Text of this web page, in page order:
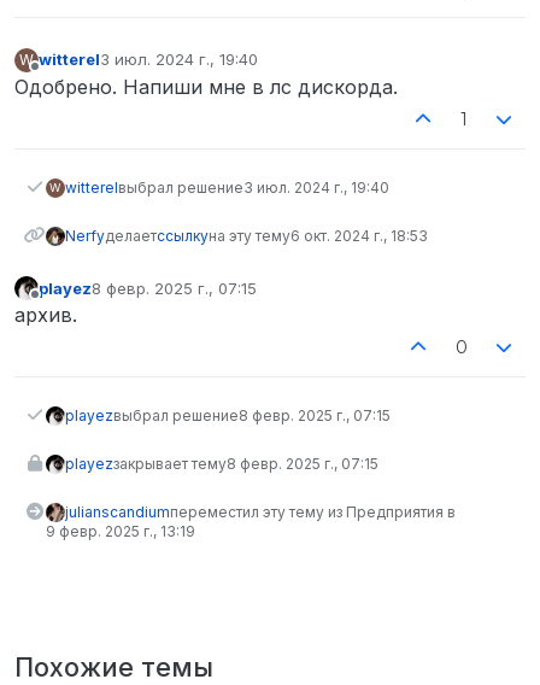
W
Не в сети
witterel3 июл. 2024 г., 19:40
отредактировано
Одобрено. Напиши мне в лс дискорда.
1
W witterelвыбрал решение3 июл. 2024 г., 19:40
Nerfyделаетссылкуна эту тему6 окт. 2024 г., 18:53
playez8 февр. 2025 г., 07:15
отредактировано
архив.
0
playezвыбрал решение8 февр. 2025 г., 07:15
playezзакрывает тему8 февр. 2025 г., 07:15
julianscandiumпереместил эту тему из Предприятия в
9 февр. 2025 г., 13:19
Похожие темы